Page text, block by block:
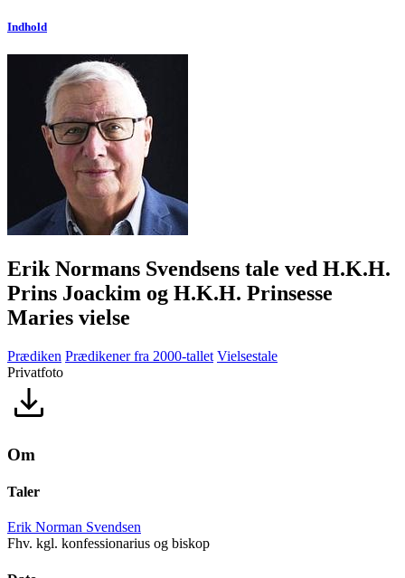
Indhold
Erik Normans Svendsens tale ved H.K.H.
Prins Joackim og H.K.H. Prinsesse
Maries vielse
Prædiken Prædikener fra 2000-tallet Vielsestale
Privatfoto
Om
Taler
Erik Norman Svendsen
Fhv. kgl. konfessionarius og biskop